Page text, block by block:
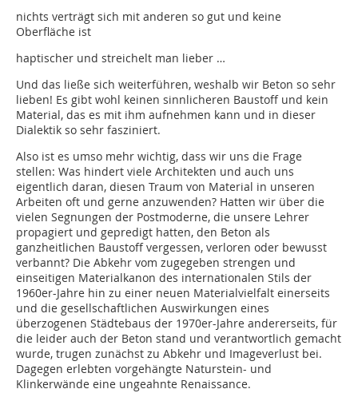
nichts verträgt sich mit anderen so gut und keine
Oberfläche ist
haptischer und streichelt man lieber …
Und das ließe sich weiterführen, weshalb wir Beton so sehr
lieben! Es gibt wohl keinen sinnlicheren Baustoff und kein
Material, das es mit ihm aufnehmen kann und in dieser
Dialektik so sehr fasziniert.
Also ist es umso mehr wichtig, dass wir uns die Frage
stellen: Was hindert viele Architekten und auch uns
eigentlich daran, diesen Traum von Material in unseren
Arbeiten oft und gerne anzuwenden? Hatten wir über die
vielen Segnungen der Postmoderne, die unsere Lehrer
propagiert und gepredigt hatten, den Beton als
ganzheitlichen Baustoff vergessen, verloren oder bewusst
verbannt? Die Abkehr vom zugegeben strengen und
einseitigen Materialkanon des internationalen Stils der
1960er-Jahre hin zu einer neuen Materialvielfalt einerseits
und die gesellschaftlichen Auswirkungen eines
überzogenen Städtebaus der 1970er-Jahre andererseits, für
die leider auch der Beton stand und verantwortlich gemacht
wurde, trugen zunächst zu Abkehr und Imageverlust bei.
Dagegen erlebten vorgehängte Naturstein- und
Klinkerwände eine ungeahnte Renaissance.